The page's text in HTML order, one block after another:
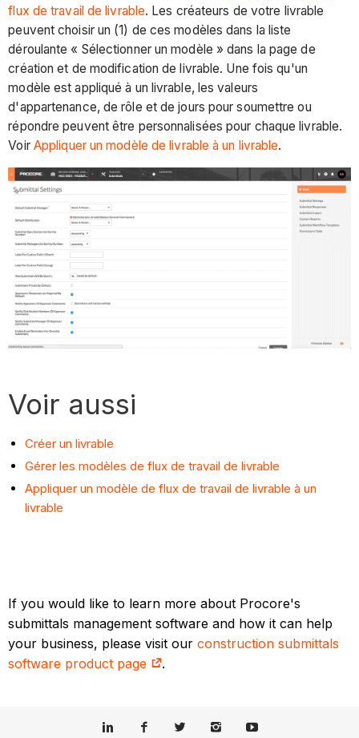
flux de travail de livrable. Les créateurs de votre livrable
peuvent choisir un (1) de ces modèles dans la liste
déroulante « Sélectionner un modèle » dans la page de
création et de modification de livrable. Une fois qu'un
modèle est appliqué à un livrable, les valeurs
d'appartenance, de rôle et de jours pour soumettre ou
répondre peuvent être personnalisées pour chaque livrable.
Voir Appliquer un modèle de livrable à un livrable.
Voir aussi
Créer un livrable
Gérer les modèles de flux de travail de livrable
Appliquer un modèle de flux de travail de livrable à un
livrable
If you would like to learn more about Procore's
submittals management software and how it can help
your business, please visit ourconstruction submittals
software product page
.